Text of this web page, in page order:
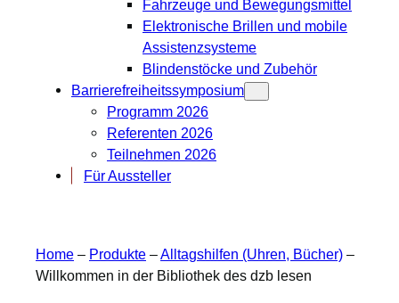
Fahrzeuge und Bewegungsmittel
Elektronische Brillen und mobile
Assistenzsysteme
Blindenstöcke und Zubehör
Barrierefreiheitssymposium
Programm 2026
Referenten 2026
Teilnehmen 2026
Für Aussteller
Home – Produkte –Alltagshilfen (Uhren, Bücher) –
Willkommen in der Bibliothek des dzb lesen